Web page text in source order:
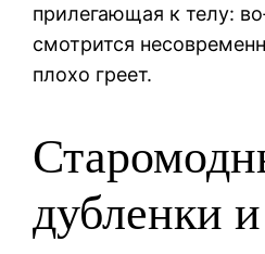
прилегающая к телу:
смотрится
плохо греет.
дубленки